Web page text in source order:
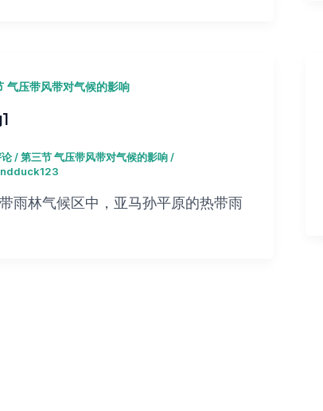
气压带风带对气候的影响
/第三节 气压带风带对气候的影响/
雨林气候区中，亚马孙平原的热带雨